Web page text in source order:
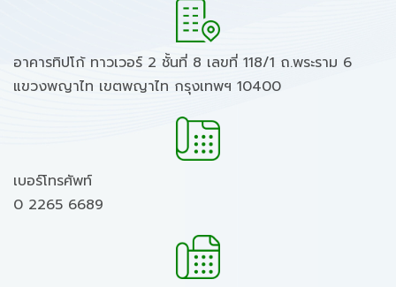
อาคารทิปโก้ ทาวเวอร์ 2 ชั้นที่ 8 เลขที่ 118/1 ถ.พระราม 6
แขวงพญาไท เขตพญาไท กรุงเทพฯ 10400
เบอร์โทรศัพท์
0 2265 6689